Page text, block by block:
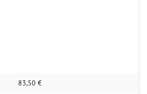
83,50 €